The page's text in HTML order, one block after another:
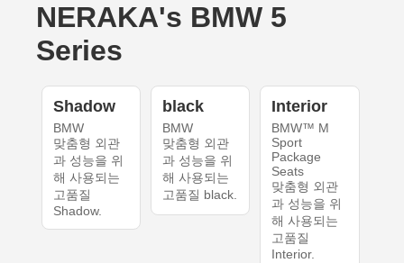
NERAKA's BMW 5
Series
Shadow
BMW
맞춤형 외관
과 성능을 위
해 사용되는
고품질
Shadow.
black
BMW
맞춤형 외관
과 성능을 위
해 사용되는
고품질 black.
Interior
BMW™ M
Sport
Package
Seats
맞춤형 외관
과 성능을 위
해 사용되는
고품질
Interior.